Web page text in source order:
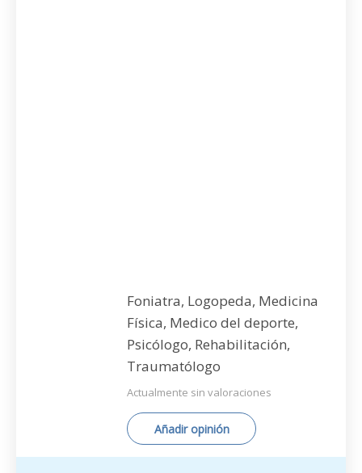
Foniatra, Logopeda, Medicina
Física, Medico del deporte,
Psicólogo, Rehabilitación,
Traumatólogo
Actualmente sin valoraciones
Añadir opinión